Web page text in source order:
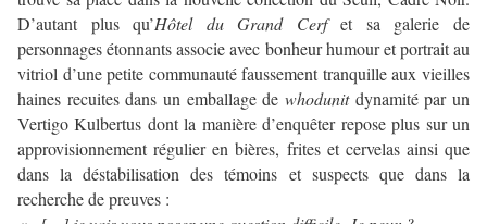
D’autant plus qu’Hôtel du Grand Cerfet sa galerie de
personnages étonnants associe avec bonheur humour et portrait au
vitriol d’une petite communauté faussement tranquille aux vieilles
haines recuites dans un emballage de whodunitdynamité par un
Vertigo Kulbertus dont la manière d’enquêter repose plus sur un
approvisionnement régulier en bières, frites et cervelas ainsi que
dans la déstabilisation des témoins et suspects que dans la
recherche de preuves :